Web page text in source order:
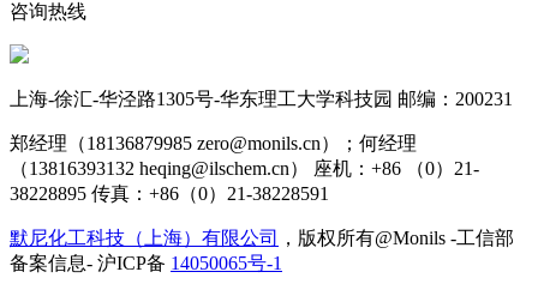
咨询热线
上海-徐汇-华泾路1305号-华东理工大学科技园 邮编：200231
郑经理（18136879985 zero@monils.cn）；何经理
（13816393132 heqing@ilschem.cn） 座机：+86 （0）21-
38228895 传真：+86（0）21-38228591
默尼化工科技（上海）有限公司
，版权所有@Monils -工信部
备案信息- 沪ICP备 14050065号-1